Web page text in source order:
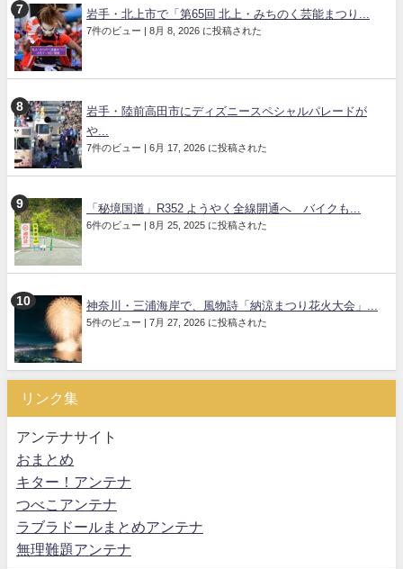
岩手・北上市で「第65回 北上・みちのく芸能まつり...
7件のビュー | 8月 8, 2026 に投稿された
岩手・陸前高田市にディズニースペシャルパレードが
や...
7件のビュー | 6月 17, 2026 に投稿された
「秘境国道」R352 ようやく全線開通へ バイクも...
6件のビュー | 8月 25, 2025 に投稿された
神奈川・三浦海岸で、風物詩「納涼まつり花火大会」...
5件のビュー | 7月 27, 2026 に投稿された
リンク集
アンテナサイト
おまとめ
キター！アンテナ
つべこアンテナ
ラブラドールまとめアンテナ
無理難題アンテナ